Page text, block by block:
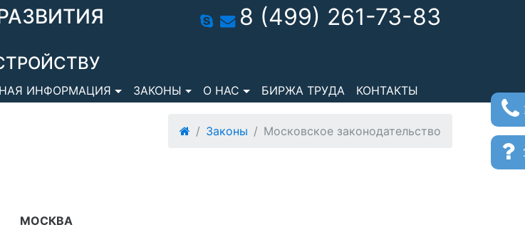
8 (499) 261-73-83
ИНФОРМАЦИЯ ЗАКОНЫ О НАС БИРЖА ТРУДА КОНТАКТЫ
Законы Московское законодательство
МОСКВА